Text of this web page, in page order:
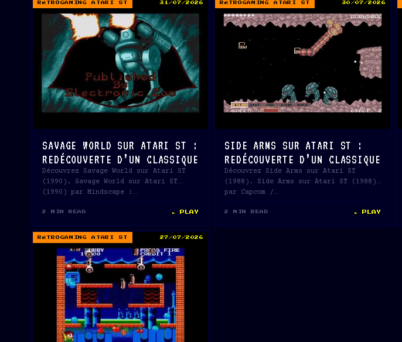
RÉTROGAMING ATARI ST 31/07/2026
SAVAGE WORLD SUR ATARI ST :
REDÉCOUVERTE D’UN CLASSIQUE
Découvrez Savage World sur Atari ST
(1990). Savage World sur Atari ST
(1990) par Mindscape :…
2 MIN READ ► PLAY
RÉTROGAMING ATARI ST 30/07/2026
SIDE ARMS SUR ATARI ST :
REDÉCOUVERTE D’UN CLASSIQUE
Découvrez Side Arms sur Atari ST
(1988). Side Arms sur Atari ST (1988)
par Capcom /…
2 MIN READ ► PLAY
RÉTROGAMING ATARI ST 27/07/2026